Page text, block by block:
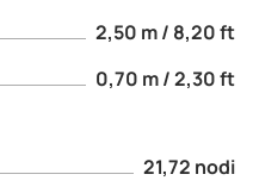
2,50 m / 8,20 ft
0,70 m / 2,30 ft
21,72 nodi